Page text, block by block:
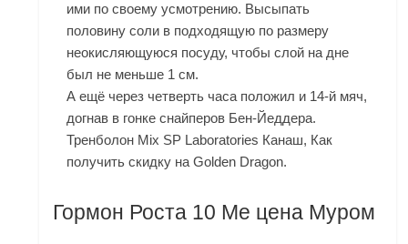
ими по своему усмотрению. Высыпать
половину соли в подходящую по размеру
неокисляющуюся посуду, чтобы слой на дне
был не меньше 1 см.
А ещё через четверть часа положил и 14-й мяч,
догнав в гонке снайперов Бен-Йеддера.
Тренболон Mix SP Laboratories Канаш, Как
получить скидку на Golden Dragon.
Гормон Роста 10 Me цена Муром